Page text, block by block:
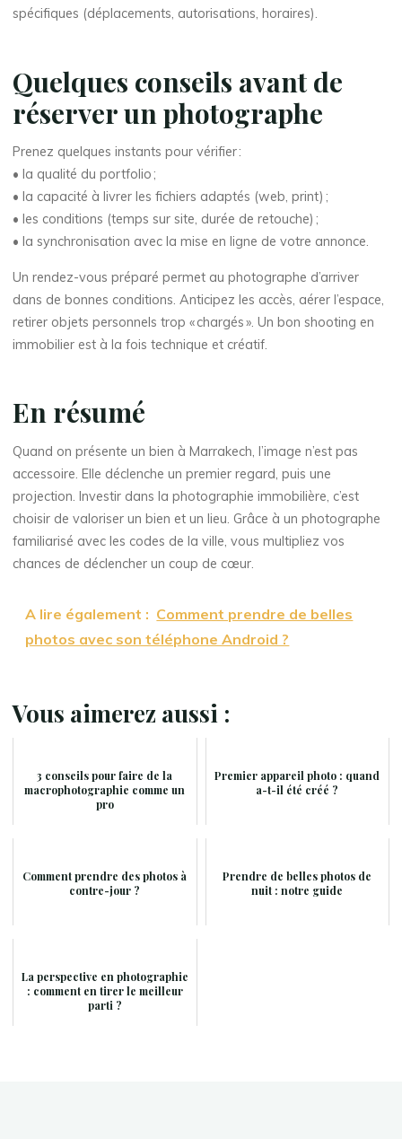
spécifiques (déplacements, autorisations, horaires).
Quelques conseils avant de
réserver un photographe
Prenez quelques instants pour vérifier :
• la qualité du portfolio ;
• la capacité à livrer les fichiers adaptés (web, print) ;
• les conditions (temps sur site, durée de retouche) ;
• la synchronisation avec la mise en ligne de votre annonce.
Un rendez-vous préparé permet au photographe d’arriver
dans de bonnes conditions. Anticipez les accès, aérer l’espace,
retirer objets personnels trop « chargés ». Un bon shooting en
immobilier est à la fois technique et créatif.
En résumé
Quand on présente un bien à Marrakech, l’image n’est pas
accessoire. Elle déclenche un premier regard, puis une
projection. Investir dans la photographie immobilière, c’est
choisir de valoriser un bien et un lieu. Grâce à un photographe
familiarisé avec les codes de la ville, vous multipliez vos
chances de déclencher un coup de cœur.
A lire également : Comment prendre de belles
photos avec son téléphone Android ?
Vous aimerez aussi :
3 conseils pour faire de la
macrophotographie comme un
pro
Premier appareil photo : quand
a-t-il été créé ?
Comment prendre des photos à
contre-jour ?
Prendre de belles photos de
nuit : notre guide
La perspective en photographie
: comment en tirer le meilleur
parti ?